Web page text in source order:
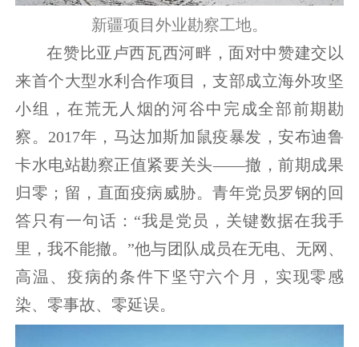
新疆项目外业勘察工地。
在赞比亚卢西瓦西河畔，面对中赞建交以
来首个大型水利合作项目，支部成立海外攻坚
小组，在荒无人烟的河谷中完成全部前期勘
察。2017年，马达加斯加鼠疫暴发，安布迪鲁
卡水电站勘察正值紧要关头——撤，前期成果
归零；留，直面疫病威胁。青年党员罗钢的回
答只有一句话：“我是党员，关键数据在我手
里，我不能撤。”他与团队成员在无电、无网、
高温、疫病的条件下坚守六个月，实现零感
染、零事故、零延误。